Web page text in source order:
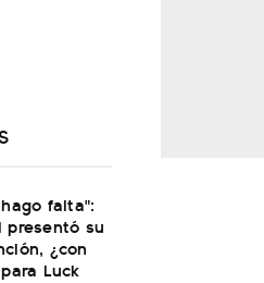
falta":
presentó su
¿con
Luck